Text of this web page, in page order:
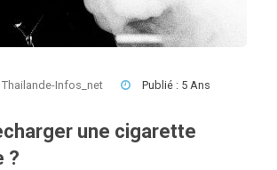
Thailande-Infos_net Publié : 5 Ans
une cigarette
?